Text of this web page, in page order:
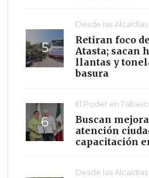
Desde las Alcaldías
Retiran foco
Atasta; sacan
llantas y
basura
El Poder en
Buscan
atención
capacitación
Desde las Alcaldías